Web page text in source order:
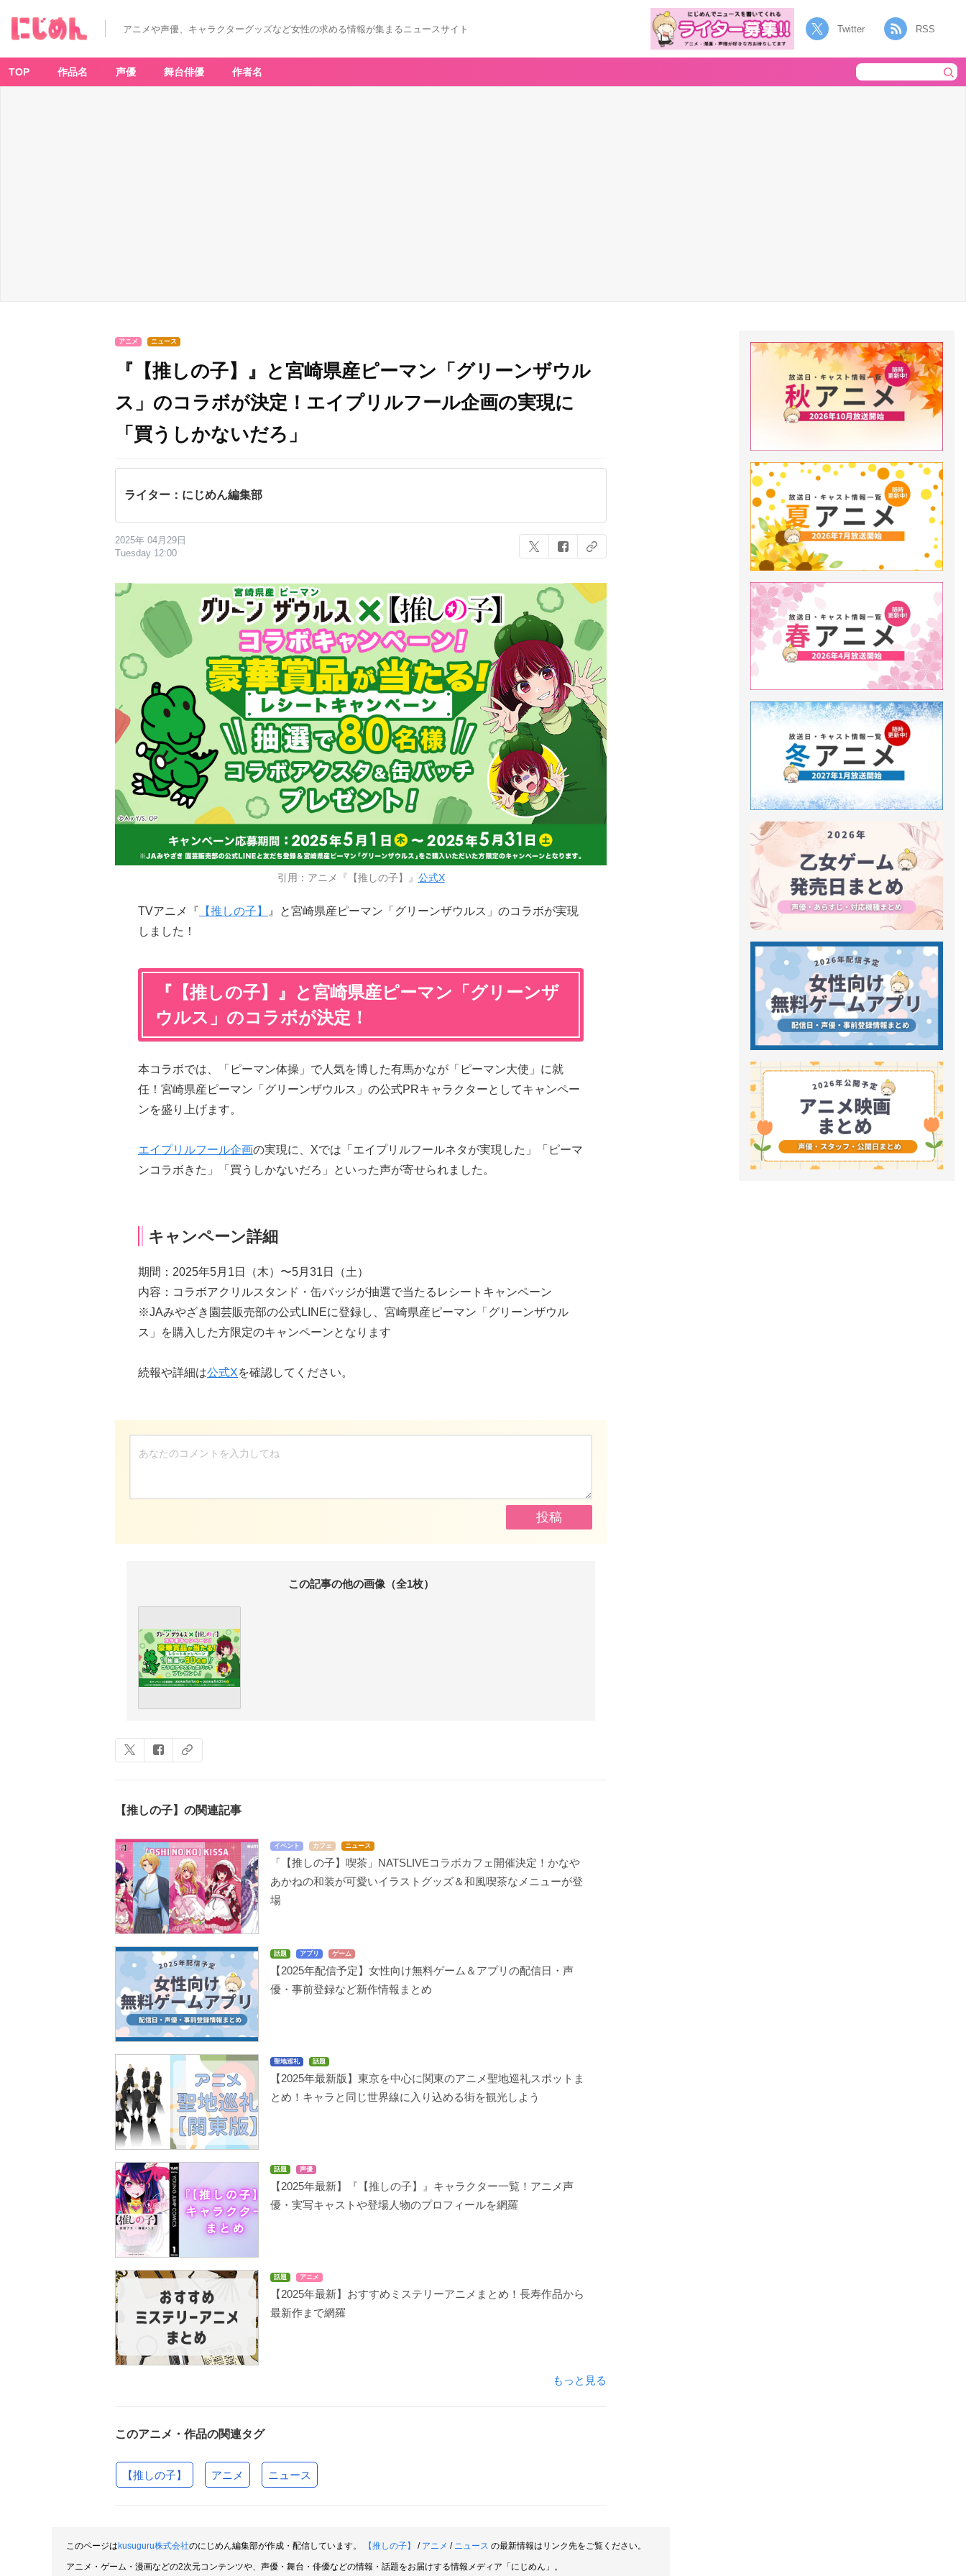
アニメや声優、キャラクターグッズなど女性の求める情報が集まるニュースサイト Twitter RSS
TOP 作品名 声優 舞台俳優 作者名
アニメ ニュース
『【推しの子】』と宮崎県産ピーマン「グリーンザウル
ス」のコラボが決定！エイプリルフール企画の実現に
「買うしかないだろ」
ライター：にじめん編集部
2025年 04月29日
Tuesday 12:00
引用：アニメ『【推しの子】』 公式X
TVアニメ『 【推しの子】
』と宮崎県産ピーマン「グリーンザウルス」のコラボが実現
しました！
『【推しの子】』と宮崎県産ピーマン「グリーンザ
ウルス」のコラボが決定！
本コラボでは、「ピーマン体操」で人気を博した有馬かなが「ピーマン大使」に就
任！宮崎県産ピーマン「グリーンザウルス」の公式PRキャラクターとしてキャンペー
ンを盛り上げます。
エイプリルフール企画の実現に、Xでは「エイプリルフールネタが実現した」「ピーマ
ンコラボきた」「買うしかないだろ」といった声が寄せられました。
キャンペーン詳細
期間：2025年5月1日（木）〜5月31日（土）
内容：コラボアクリルスタンド・缶バッジが抽選で当たるレシートキャンペーン
※JAみやざき園芸販売部の公式LINEに登録し、宮崎県産ピーマン「グリーンザウル
ス」を購入した方限定のキャンペーンとなります
続報や詳細は公式Xを確認してください。
この記事の他の画像（全1枚）
【推しの子】の関連記事
イベント カフェ ニュース
「【推しの子】喫茶」NATSLIVEコラボカフェ開催決定！かなや
あかねの和装が可愛いイラストグッズ＆和風喫茶なメニューが登
場
話題 アプリ ゲーム
【2025年配信予定】女性向け無料ゲーム＆アプリの配信日・声
優・事前登録など新作情報まとめ
聖地巡礼 話題
【2025年最新版】東京を中心に関東のアニメ聖地巡礼スポットま
とめ！キャラと同じ世界線に入り込める街を観光しよう
話題 声優
【2025年最新】『【推しの子】』キャラクター一覧！アニメ声
優・実写キャストや登場人物のプロフィールを網羅
話題 アニメ
【2025年最新】おすすめミステリーアニメまとめ！長寿作品から
最新作まで網羅
もっと見る
このアニメ・作品の関連タグ
【推しの子】 アニメ ニュース
このページはkusuguru株式会社のにじめん編集部が作成・配信しています。 【推しの子】 / アニメ / ニュース の最新情報はリンク先をご覧ください。
アニメ・ゲーム・漫画などの2次元コンテンツや、声優・舞台・俳優などの情報・話題をお届けする情報メディア「にじめん」。